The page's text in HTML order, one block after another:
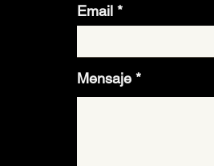
Email
Mensaje